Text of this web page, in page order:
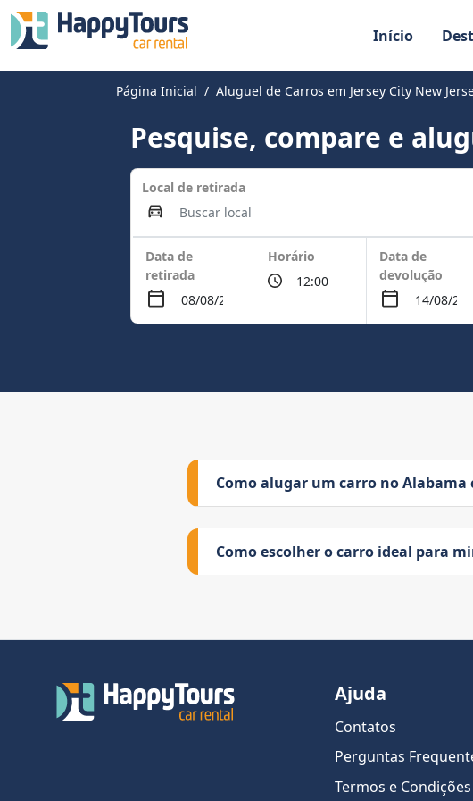
Início
Página Inicial Aluguel de Carros em Jersey City New
Pesquise, compare e
Local de retirada
Data de
retirada
Horário
Data de
devolução
Como alugar um carro no Alabama
Como escolher o carro ideal para
Ajuda
Contatos
Perguntas
Termos e Condições